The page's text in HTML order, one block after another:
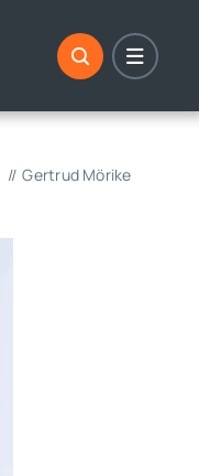
Gertrud Mörike